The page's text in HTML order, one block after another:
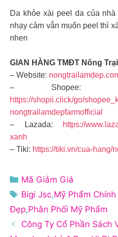
Da khỏe xài peel da của
nhạy cảm vẫn muốn peel thì
nhen
GIAN HÀNG TMĐT Nông
– Website:
– Shopee:
https://shopii.click/go/
nongtrailamdepfarmofficial
– Lazada:
https://
xanh
– Tiki: https://tiki.vn/cua-hang/
Danh
mục
Mã Giảm Giá
Thẻ
Bigi Jsc,Mỹ Phẩm
Đẹp,Phân Phối Mỹ Phẩm
Công Ty Cổ Phần Sách